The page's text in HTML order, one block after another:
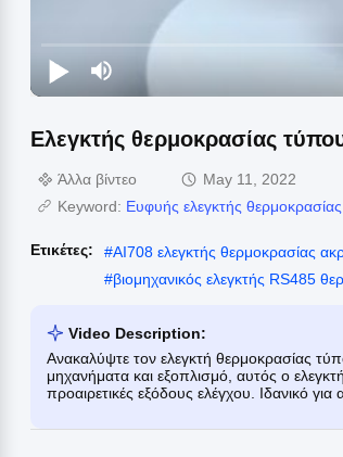
Ελεγκτής θερμοκρασίας
Άλλα βίντεο
May 11, 2022
Keyword: Ευφυής ελεγκτής θερμοκρασίας
Ετικέτες: #AI708 ελεγκτής θερμοκρασίας
#βιομηχανικός ελεγκτής RS485
Video Description:
Ανακαλύψτε τον ελεγκτή θερμοκρασίας
μηχανήματα και εξοπλισμό, αυτός ο
προαιρετικές εξόδους ελέγχου. Ιδανικό